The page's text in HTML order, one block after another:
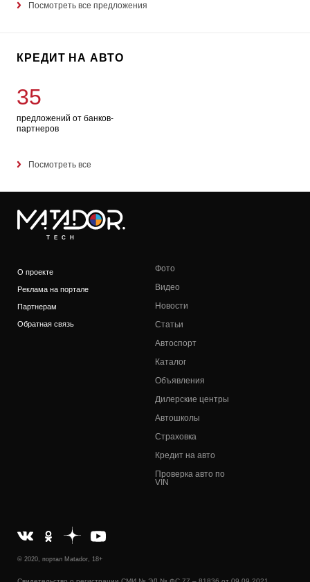
Посмотреть все предложения
КРЕДИТ НА АВТО
35
предложений от банков-
партнеров
Посмотреть все
TECH
О проекте
Реклама на портале
Партнерам
Обратная связь
Фото
Видео
Новости
Статьи
Автоспорт
Каталог
Объявления
Дилерские центры
Автошколы
Страховка
Кредит на авто
Проверка авто по
VIN
© 2020, портал Matador, 18+